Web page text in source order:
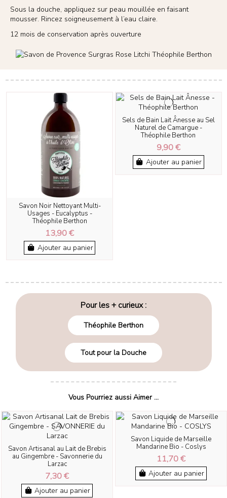
Sous la douche, appliquez sur peau mouillée en faisant
mousser. Rincez soigneusement à l’eau claire.
12 mois de conservation après ouverture
Savon Noir Nettoyant Multi-
Usages - Eucalyptus -
Théophile Berthon
13,90 €
Ajouter au panier
Sels de Bain Lait Ânesse au Sel
Naturel de Camargue -
Théophile Berthon
9,90 €
Ajouter au panier
Pour les + curieux :
Théophile Berthon
Tout pour la Douche
Vous Pourriez aussi Aimer ...
Savon Artisanal au Lait de Brebis
au Gingembre - Savonnerie du
Larzac
7,30 €
Ajouter au panier
Savon Liquide de Marseille
Mandarine Bio - Coslys
11,70 €
Ajouter au panier